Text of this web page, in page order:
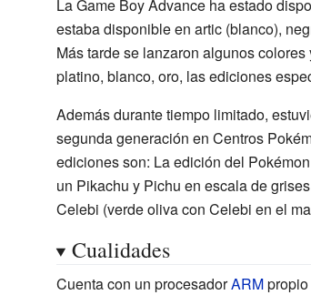
La Game Boy Advance ha estado
estaba disponible en artic (blanco),
Más tarde se lanzaron algunos
platino, blanco, oro, las ediciones
Además durante tiempo limitado,
segunda generación en Centros
ediciones son: La edición del
un Pikachu y Pichu en escala de
Celebi (verde oliva con Celebi en el
Cualidades
Cuenta con un procesadorARMpropio